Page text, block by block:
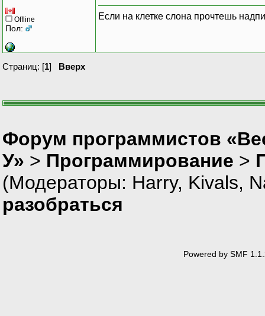
Offline
Пол:
Если на клетке слона прочтешь
Страниц: [1] Вверх
Форум программистов
У» > Программирование >
(Модераторы: Harry, Kivals,
разобраться
Powered by SMF